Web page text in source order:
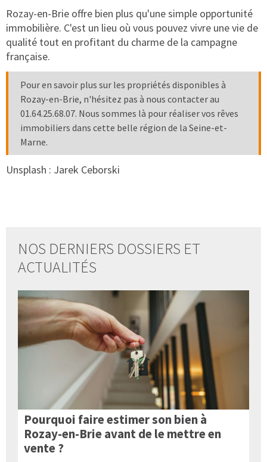
Rozay-en-Brie offre bien plus qu'une simple opportunité
immobilière. C'est un lieu où vous pouvez vivre une vie de
qualité tout en profitant du charme de la campagne
française.
Pour en savoir plus sur les propriétés disponibles à
Rozay-en-Brie, n'hésitez pas à nous contacter au
01.64.25.68.07. Nous sommes là pour réaliser vos rêves
immobiliers dans cette belle région de la Seine-et-
Marne.
Unsplash : Jarek Ceborski
NOS DERNIERS DOSSIERS ET
ACTUALITÉS
Pourquoi faire estimer son bien à
Rozay-en-Brie avant de le mettre en
vente ?